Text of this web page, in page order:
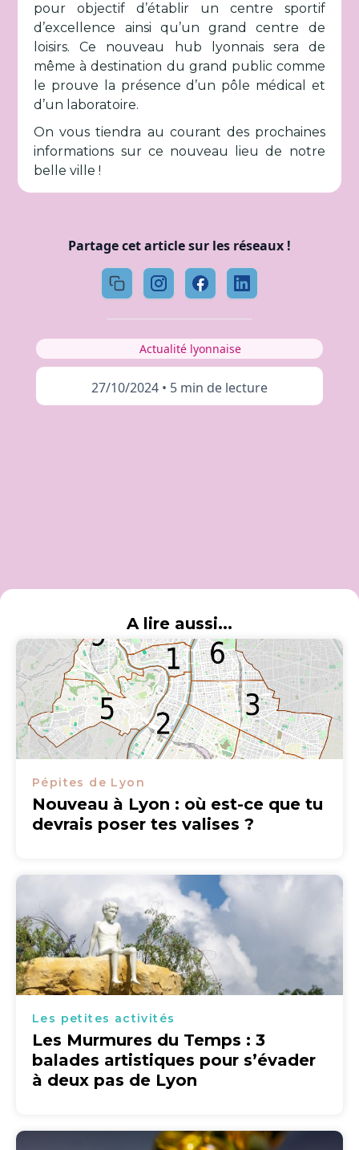
pour objectif d’établir un centre sportif
d’excellence ainsi qu’un grand centre de
loisirs. Ce nouveau hub lyonnais sera de
même à destination du grand public comme
le prouve la présence d’un pôle médical et
d’un laboratoire.
On vous tiendra au courant des prochaines
informations sur ce nouveau lieu de notre
belle ville !
Partage cet article sur les réseaux !
Actualité lyonnaise
27/10/2024 • 5 min de lecture
A lire aussi...
Pépites de Lyon
Nouveau à Lyon : où est-ce que tu
devrais poser tes valises ?
Les petites activités
Les Murmures du Temps : 3
balades artistiques pour s’évader
à deux pas de Lyon